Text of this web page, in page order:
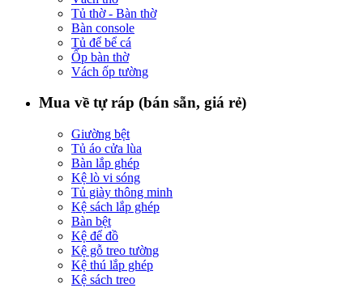
Tủ thờ - Bàn thờ
Bàn console
Tủ để bể cá
Ốp bàn thờ
Vách ốp tường
Mua về tự ráp (bán sẵn, giá rẻ)
Giường bệt
Tủ áo cửa lùa
Bàn lắp ghép
Kệ lò vi sóng
Tủ giày thông minh
Kệ sách lắp ghép
Bàn bệt
Kệ để đồ
Kệ gỗ treo tường
Kệ thú lắp ghép
Kệ sách treo